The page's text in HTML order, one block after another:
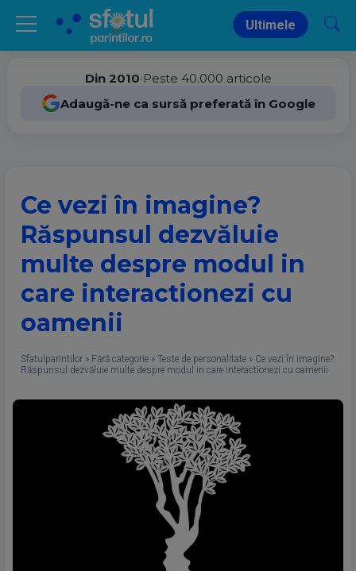
Ultimele
Din 2010•Peste 40.000 articole
Adaugă-ne ca sursă preferată în Google
Ce vezi în imagine?
Răspunsul dezvăluie
multe despre modul in
care interactionezi cu
oamenii
Sfatulparintilor » Fără categorie » Teste de personalitate » Ce vezi în imagine?
Răspunsul dezvăluie multe despre modul in care interactionezi cu oamenii